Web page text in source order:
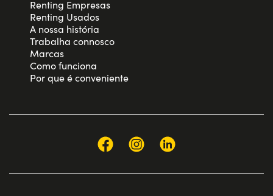
Renting Empresas
Renting Usados
A nossa história
Trabalha connosco
Marcas
Como funciona
Por que é conveniente